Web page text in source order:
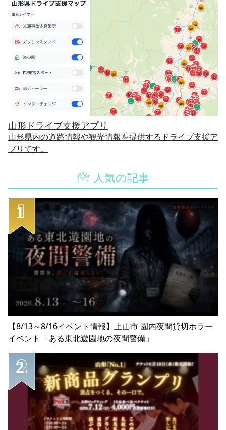
山形ドライブ支援アプリ
山形県内の道路情報や観光情報を提供するドライブ支援ア
プリです。
人気の記事
【8/13～8/16イベント情報】上山市 園内夜間貸切ホラー
イベント「ある東北遊園地の夜間警備」